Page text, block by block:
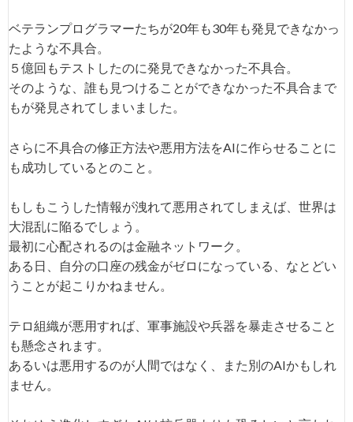
ベテランプログラマーたちが20年も30年も発見できなかっ
たような不具合。
５億回もテストしたのに発見できなかった不具合。
そのような、誰も見つけることができなかった不具合まで
もが発見されてしまいました。
さらに不具合の修正方法や悪用方法をAIに作らせることに
も成功しているとのこと。
もしもこうした情報が洩れて悪用されてしまえば、世界は
大混乱に陥るでしょう。
最初に心配されるのは金融ネットワーク。
ある日、自分の口座の残金がゼロになっている、なとどい
うことが起こりかねません。
テロ組織が悪用すれば、軍事施設や兵器を暴走させること
も懸念されます。
あるいは悪用するのが人間ではなく、また別のAIかもしれ
ません。